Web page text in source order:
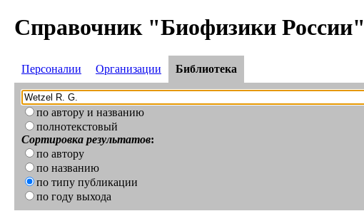
Справочник "Биофизики России"
Персоналии Организации Библиотека
по автору и названию
полнотекстовый
Сортировка результатов:
по автору
по названию
по типу публикации
по году выхода